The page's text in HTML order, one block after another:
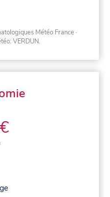
Météo France ·
VERDUN.